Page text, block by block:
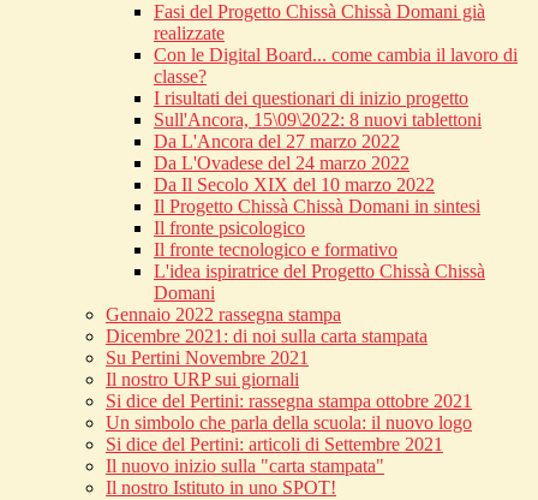
Fasi del Progetto Chissà Chissà Domani già
realizzate
Con le Digital Board... come cambia il lavoro di
classe?
I risultati dei questionari di inizio progetto
Sull'Ancora, 15\09\2022: 8 nuovi tablettoni
Da L'Ancora del 27 marzo 2022
Da L'Ovadese del 24 marzo 2022
Da Il Secolo XIX del 10 marzo 2022
Il Progetto Chissà Chissà Domani in sintesi
Il fronte psicologico
Il fronte tecnologico e formativo
L'idea ispiratrice del Progetto Chissà Chissà
Domani
Gennaio 2022 rassegna stampa
Dicembre 2021: di noi sulla carta stampata
Su Pertini Novembre 2021
Il nostro URP sui giornali
Si dice del Pertini: rassegna stampa ottobre 2021
Un simbolo che parla della scuola: il nuovo logo
Si dice del Pertini: articoli di Settembre 2021
Il nuovo inizio sulla "carta stampata"
Il nostro Istituto in uno SPOT!